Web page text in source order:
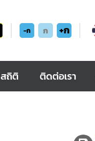
-ก ก +ก
สถิติ ติดต่อเรา